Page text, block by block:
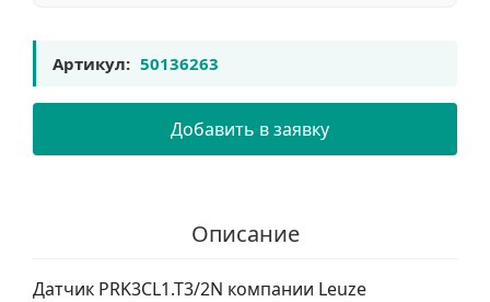
Артикул: 50136263
Добавить в заявку
Описание
Датчик PRK3CL1.T3/2N компании Leuze